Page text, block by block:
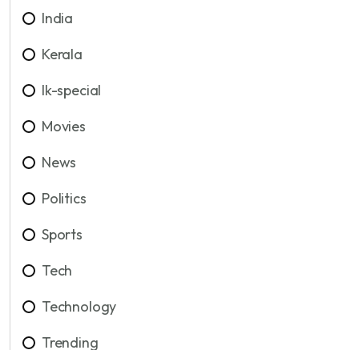
India
Kerala
lk-special
Movies
News
Politics
Sports
Tech
Technology
Trending